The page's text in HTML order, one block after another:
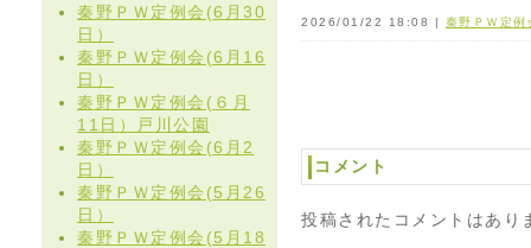
秦野ＰＷ定例会(6月30
日）
秦野ＰＷ定例会(6月16
日）
秦野ＰＷ定例会(６月
11日）戸川公園
秦野ＰＷ定例会(6月2
日）
秦野ＰＷ定例会(5月26
日）
秦野ＰＷ定例会(5月18
2026/01/22 18:08 | 秦野ＰＷ定例
コメント
投稿されたコメントはあり